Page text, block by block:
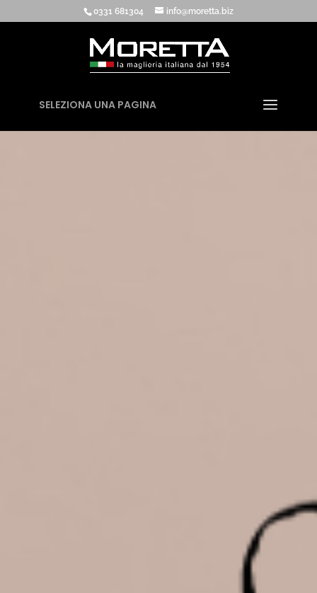
0331 681304 info@moretta.biz
SELEZIONA UNA PAGINA